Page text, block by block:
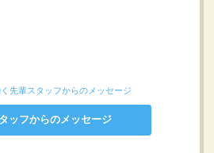
先輩スタッフからのメッセージ
ッフからのメッセージ